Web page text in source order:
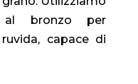
al bronzo per
capace di